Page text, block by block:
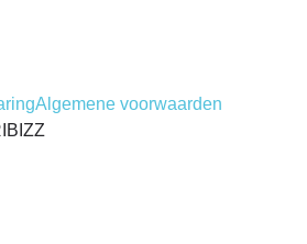
Algemene voorwaarden